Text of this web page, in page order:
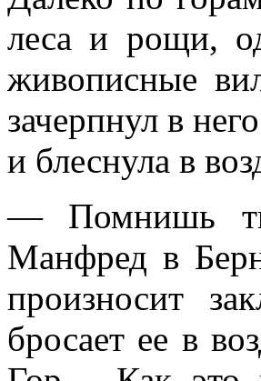
леса и рощи,
живописные
зачерпнул в
и блеснула в
— Помнишь
Манфред в
произносит
бросает ее в